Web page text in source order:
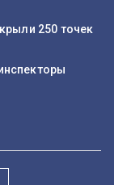
250 точек